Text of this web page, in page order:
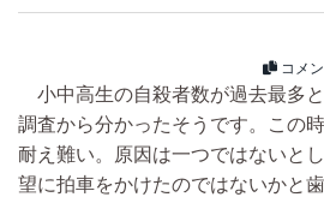
コメ
小中高生の自殺者数が過去最多
調査から分かったそうです。この
耐え難い。原因は一つではないと
望に拍車をかけたのではないかと